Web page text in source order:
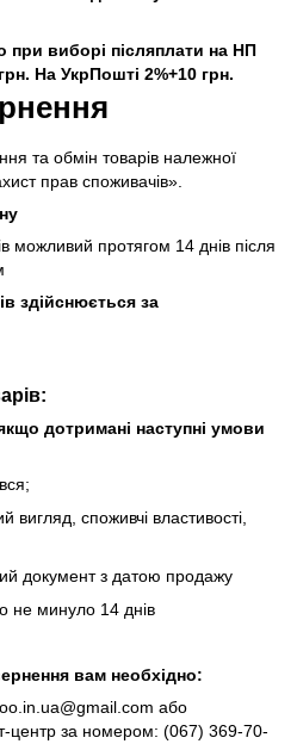
виборі післяплати на НП
На УкрПошті 2%+10 грн.
та обмін товарів належної
прав споживачів».
можливий протягом 14 днів після
здійснюється за
дотримані наступні умови
споживчі властивості,
документ з датою продажу
не минуло 14 днів
вам необхідно:
або
центр за номером: (067) 369-70-